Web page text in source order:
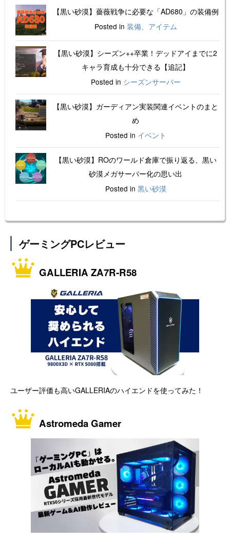
【黒い砂漠】薔薇戦争に必要な「AD680」の装備例
Posted in 装備、アイテム
【黒い砂漠】シーズン++卒業！デッドアイまでに2
キャラ育成も十分できる【追記】
Posted in シーズンサーバー
【黒い砂漠】ガーディアン実装関連イベントのまと
め
Posted in イベント
【黒い砂漠】ROのワールド倉庫で振り返る、黒い
砂漠メガサーバー化の思い出
Posted in 黒い砂漠
ゲーミングPCレビュー
GALLERIA ZA7R-R58
ユーザー評価も高いGALLERIAのハイエンドを使ってみた！
Astromeda Gamer